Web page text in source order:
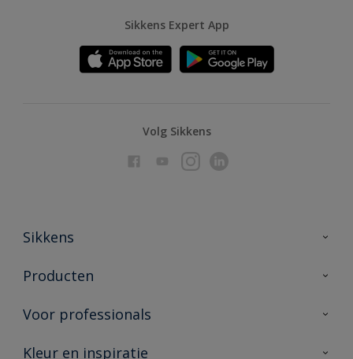
Sikkens Expert App
Volg Sikkens
Sikkens
Over Sikkens
Duurzaamheid
Producten
Producten voor binnen
Vind je verkooppunt
Voor professionals
Advies & service
Kleur en inspiratie